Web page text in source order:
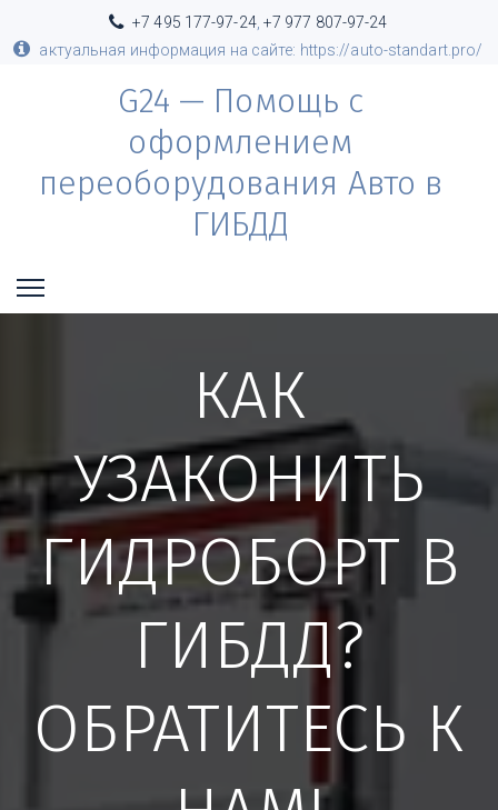
+7 495 177-97-24, +7 977 807-97-24
актуальная информация на сайте: https://auto-standart.pro/
G24 — Помощь с
оформлением
переоборудования Авто в
ГИБДД
КАК
УЗАКОНИТЬ
ГИДРОБОРТ В
ГИБДД?
ОБРАТИТЕСЬ К